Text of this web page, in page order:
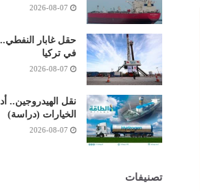
2026-08-07
حقل غابار
في تركيا
2026-08-07
نقل الهيدروجين..
الخيارات (دراسة)
2026-08-07
تصنيفات